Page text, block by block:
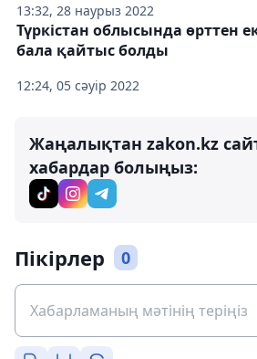
13:32, 28 наурыз 2022
12:24, 05 сәуір 2022
Түркістан облысында өрттен
бала қайтыс болды
Жаңалықтан zakon.kz
хабардар болыңыз:
Пікірлер 0